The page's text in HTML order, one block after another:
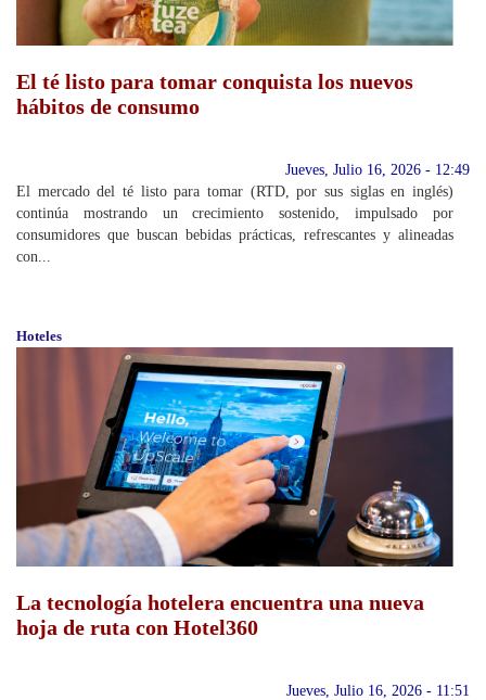
El té listo para tomar conquista los nuevos
hábitos de consumo
Jueves, Julio 16, 2026 - 12:49
El mercado del té listo para tomar (RTD, por sus siglas en inglés)
continúa mostrando un crecimiento sostenido, impulsado por
consumidores que buscan bebidas prácticas, refrescantes y alineadas
con...
Hoteles
La tecnología hotelera encuentra una nueva
hoja de ruta con Hotel360
Jueves, Julio 16, 2026 - 11:51